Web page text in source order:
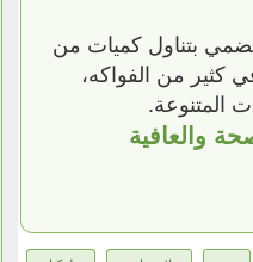
بتناول كميات من
كثير من الفواكه،
المتنوعة.
والعافية